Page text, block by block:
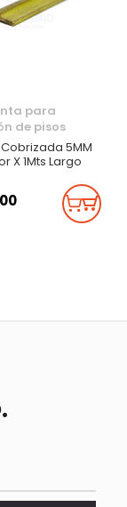
para
de pisos
5MM
X 1Mts Largo